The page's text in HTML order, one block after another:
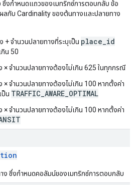
ซึ่งกำหนดแถวของเมทริกซ์การตอบกลับ ข้อ
ลกับ Cardinality ของต้นทางและปลายทาง
+ จำนวนปลายทางที่ระบุเป็น place_id
น 50
จำนวนปลายทางต้องไม่เกิน 625 ในทุกกรณี
จำนวนปลายทางต้องไม่เกิน 100 หากตั้งค่า
น TRAFFIC_AWARE_OPTIMAL
จำนวนปลายทางต้องไม่เกิน 100 หากตั้งค่า
ง ซึ่งกำหนดคอลัมน์ของเมทริกซ์การตอบกลับ